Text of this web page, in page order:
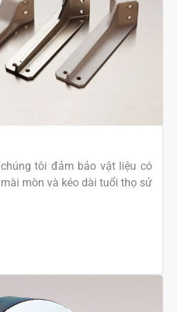
tôi đảm bảo vật liệu có
mòn và kéo dài tuổi thọ sử